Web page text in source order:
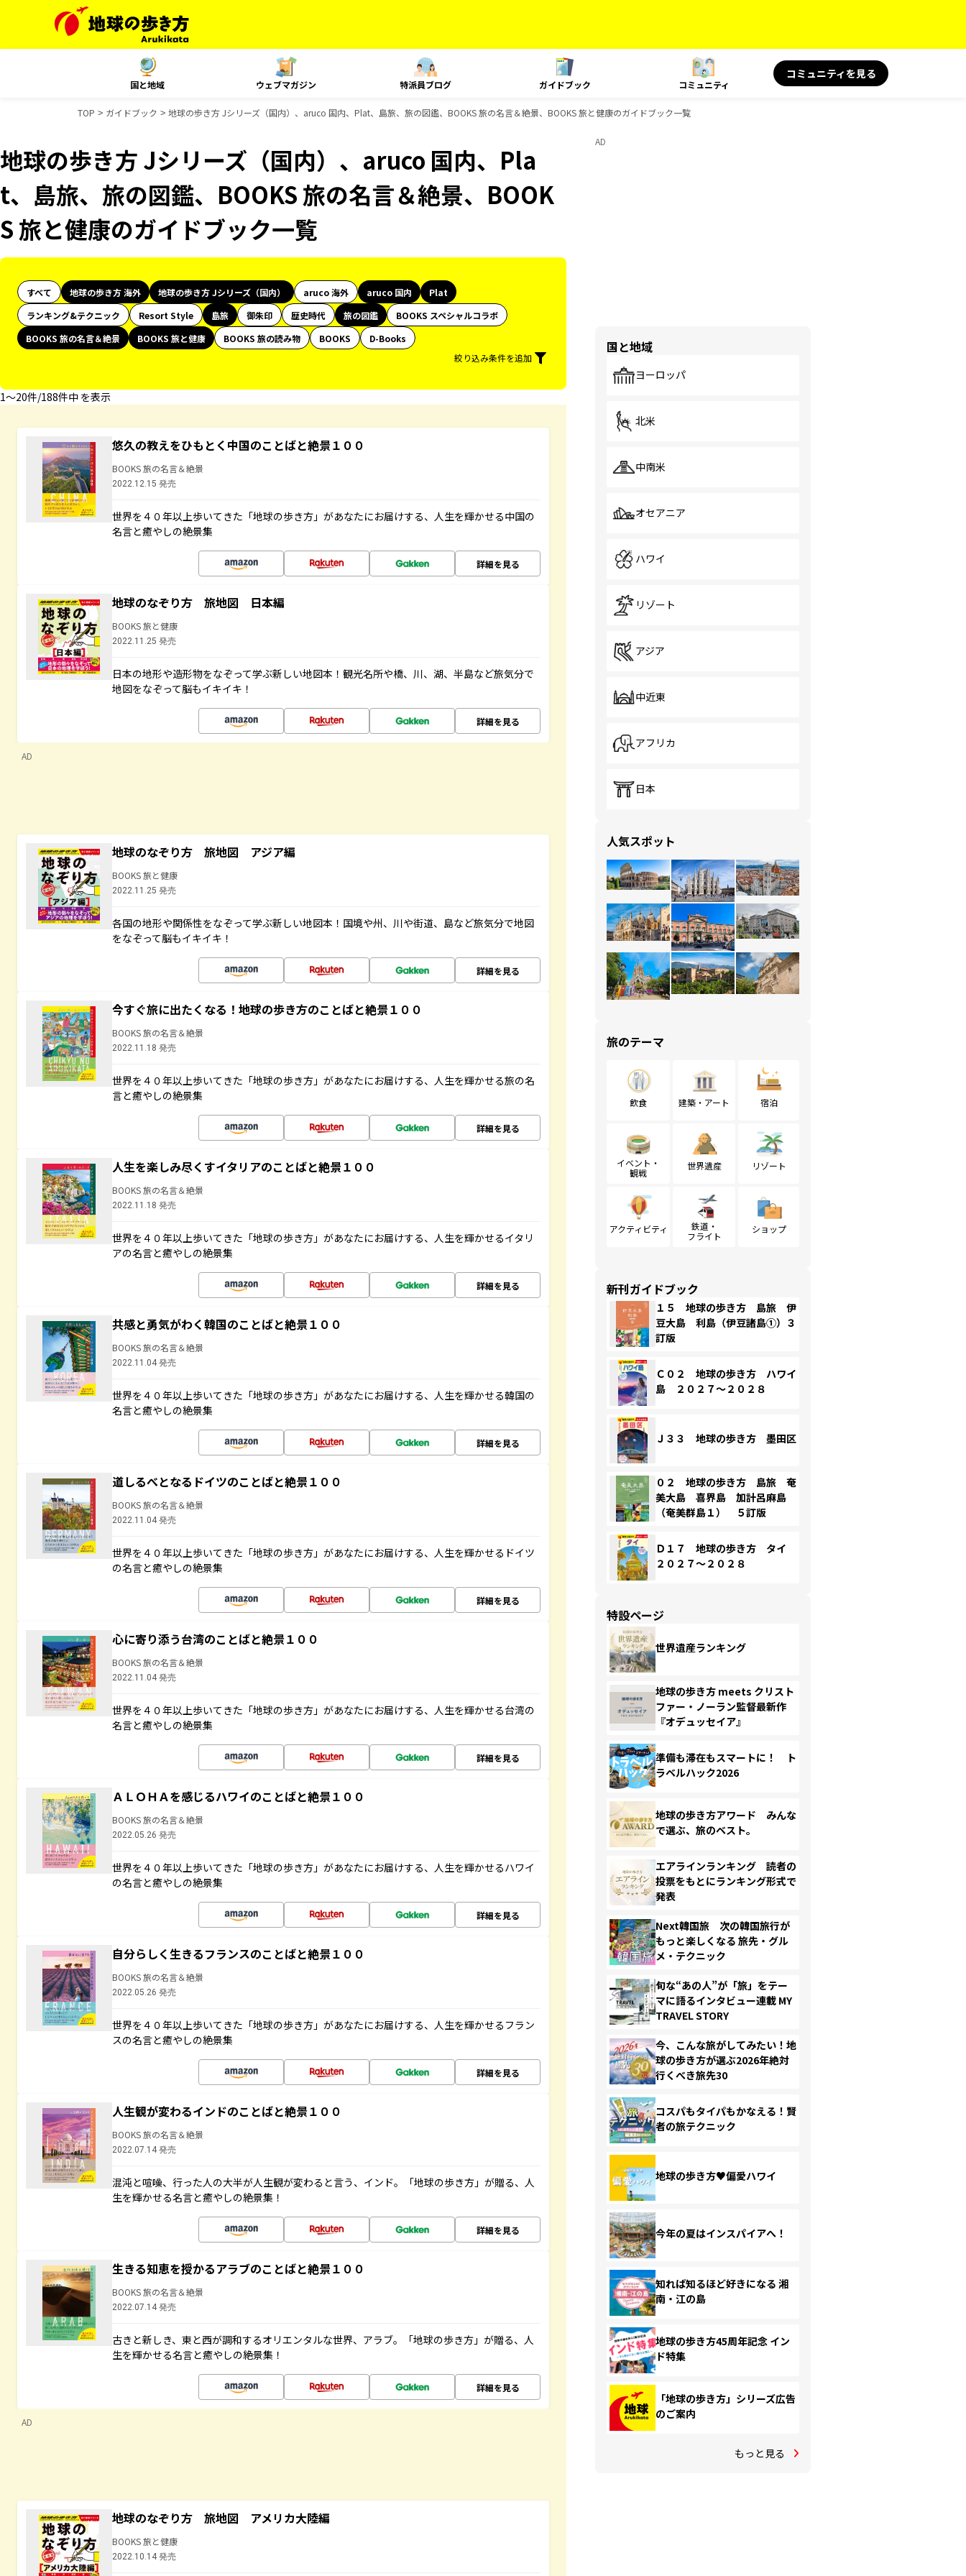
国と地域 ウェブマガジン 特派員ブログ ガイドブック コミュニティ
コミュニティを見る
TOP ガイドブック 地球の歩き方 Jシリーズ（国内）、aruco 国内、Plat、島旅、旅の図鑑、BOOKS 旅の名言＆絶景、BOOKS 旅と健康のガイドブック一覧
地球の歩き方 Jシリーズ（国内）、aruco 国内、Pla
t、島旅、旅の図鑑、BOOKS 旅の名言＆絶景、BOOK
S 旅と健康のガイドブック一覧
すべて 地球の歩き方 海外 地球の歩き方 Jシリーズ（国内） aruco 海外 aruco 国内
Plat
ランキング&テクニック
Resort Style 島旅 御朱印 歴史時代 旅の図鑑
BOOKS スペシャルコラボ
BOOKS 旅の名言＆絶景
BOOKS 旅と健康 BOOKS 旅の読み物 BOOKS
D-Books
絞り込み条件を追加
1〜20件/188件中 を表示
悠久の教えをひもとく中国のことばと絶景１００
BOOKS 旅の名言＆絶景
2022.12.15 発売
世界を４０年以上歩いてきた「地球の歩き方」があなたにお届けする、人生を輝かせる中国の
名言と癒やしの絶景集
詳細を見る
地球のなぞり方 旅地図 日本編
BOOKS 旅と健康
2022.11.25 発売
日本の地形や造形物をなぞって学ぶ新しい地図本！観光名所や橋、川、湖、半島など旅気分で
地図をなぞって脳もイキイキ！
詳細を見る
AD
地球のなぞり方 旅地図 アジア編
BOOKS 旅と健康
2022.11.25 発売
各国の地形や関係性をなぞって学ぶ新しい地図本！国境や州、川や街道、島など旅気分で地図
をなぞって脳もイキイキ！
詳細を見る
今すぐ旅に出たくなる！地球の歩き方のことばと絶景１００
BOOKS 旅の名言＆絶景
2022.11.18 発売
世界を４０年以上歩いてきた「地球の歩き方」があなたにお届けする、人生を輝かせる旅の名
言と癒やしの絶景集
詳細を見る
人生を楽しみ尽くすイタリアのことばと絶景１００
BOOKS 旅の名言＆絶景
2022.11.18 発売
世界を４０年以上歩いてきた「地球の歩き方」があなたにお届けする、人生を輝かせるイタリ
アの名言と癒やしの絶景集
詳細を見る
共感と勇気がわく韓国のことばと絶景１００
BOOKS 旅の名言＆絶景
2022.11.04 発売
世界を４０年以上歩いてきた「地球の歩き方」があなたにお届けする、人生を輝かせる韓国の
名言と癒やしの絶景集
詳細を見る
道しるべとなるドイツのことばと絶景１００
BOOKS 旅の名言＆絶景
2022.11.04 発売
世界を４０年以上歩いてきた「地球の歩き方」があなたにお届けする、人生を輝かせるドイツ
の名言と癒やしの絶景集
詳細を見る
心に寄り添う台湾のことばと絶景１００
BOOKS 旅の名言＆絶景
2022.11.04 発売
世界を４０年以上歩いてきた「地球の歩き方」があなたにお届けする、人生を輝かせる台湾の
名言と癒やしの絶景集
詳細を見る
ＡＬＯＨＡを感じるハワイのことばと絶景１００
BOOKS 旅の名言＆絶景
2022.05.26 発売
世界を４０年以上歩いてきた「地球の歩き方」があなたにお届けする、人生を輝かせるハワイ
の名言と癒やしの絶景集
詳細を見る
自分らしく生きるフランスのことばと絶景１００
BOOKS 旅の名言＆絶景
2022.05.26 発売
世界を４０年以上歩いてきた「地球の歩き方」があなたにお届けする、人生を輝かせるフラン
スの名言と癒やしの絶景集
詳細を見る
人生観が変わるインドのことばと絶景１００
BOOKS 旅の名言＆絶景
2022.07.14 発売
混沌と喧噪、行った人の大半が人生観が変わると言う、インド。「地球の歩き方」が贈る、人
生を輝かせる名言と癒やしの絶景集！
詳細を見る
生きる知恵を授かるアラブのことばと絶景１００
BOOKS 旅の名言＆絶景
2022.07.14 発売
古きと新しき、東と西が調和するオリエンタルな世界、アラブ。「地球の歩き方」が贈る、人
生を輝かせる名言と癒やしの絶景集！
詳細を見る
AD
地球のなぞり方 旅地図 アメリカ大陸編
BOOKS 旅と健康
2022.10.14 発売
AD
国と地域
ヨーロッパ
北米
中南米
オセアニア
ハワイ
リゾート
アジア
中近東
アフリカ
日本
人気スポット
旅のテーマ
飲食 建築・アート 宿泊
イベント・
観戦
世界遺産 リゾート
アクティビティ
鉄道・
フライト
ショップ
新刊ガイドブック
１５ 地球の歩き方 島旅 伊
豆大島 利島（伊豆諸島①）３
訂版
Ｃ０２ 地球の歩き方 ハワイ
島 ２０２７～２０２８
Ｊ３３ 地球の歩き方 墨田区
０２ 地球の歩き方 島旅 奄
美大島 喜界島 加計呂麻島
（奄美群島１） ５訂版
Ｄ１７ 地球の歩き方 タイ
２０２７～２０２８
特設ページ
世界遺産ランキング
地球の歩き方 meets クリスト
ファー・ノーラン監督最新作
『オデュッセイア』
準備も滞在もスマートに！ ト
ラベルハック2026
地球の歩き方アワード みんな
で選ぶ、旅のベスト。
エアラインランキング 読者の
投票をもとにランキング形式で
発表
Next韓国旅 次の韓国旅行が
もっと楽しくなる 旅先・グル
メ・テクニック
旬な“あの人”が「旅」をテー
マに語るインタビュー連載 MY
TRAVEL STORY
今、こんな旅がしてみたい！地
球の歩き方が選ぶ2026年絶対
行くべき旅先30
コスパもタイパもかなえる！賢
者の旅テクニック
地球の歩き方♥偏愛ハワイ
今年の夏はインスパイアへ！
知れば知るほど好きになる 湘
南・江の島
地球の歩き方45周年記念 イン
ド特集
「地球の歩き方」シリーズ広告
のご案内
もっと見る